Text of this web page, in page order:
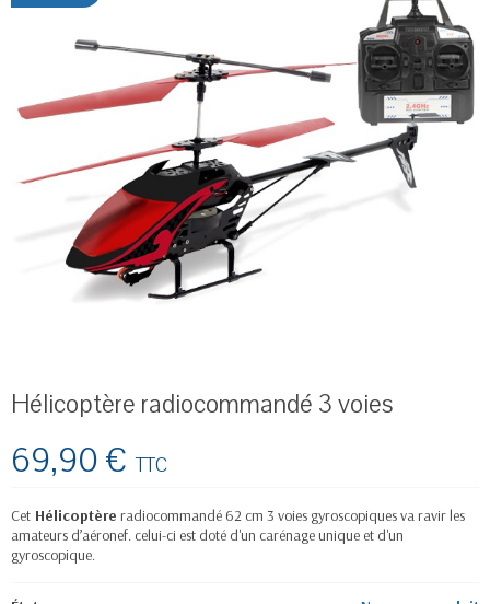
Hélicoptère radiocommandé 3 voies
69,90 €TTC
Cet Hélicoptère radiocommandé 62 cm 3 voies gyroscopiques va ravir les
amateurs d’aéronef. celui-ci est doté d'un carénage unique et d'un
gyroscopique.